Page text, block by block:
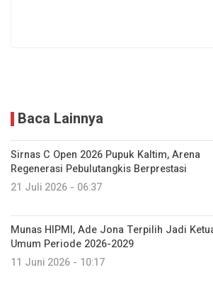
Baca Lainnya
Sirnas C Open 2026 Pupuk Kaltim, Arena
Regenerasi Pebulutangkis Berprestasi
21 Juli 2026 - 06:37
Munas HIPMI, Ade Jona Terpilih Jadi
Umum Periode 2026-2029
11 Juni 2026 - 10:17